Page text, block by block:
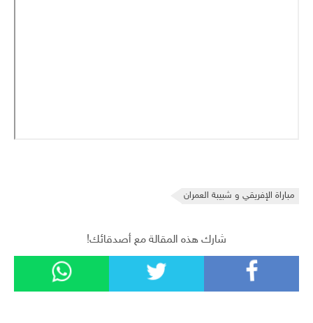
مباراة الإفريقي و شبيبة العمران
شارك هذه المقالة مع أصدقائك!